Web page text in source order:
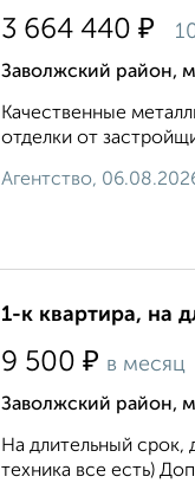
3 664 440 ₽
Заволжский район,
Качественные
отделки от
Агентство,
1-к квартира, на
9 500 ₽ в месяц
Заволжский район,
На длительный
техника все есть)